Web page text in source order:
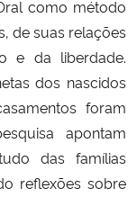
como método
de suas relações
e da liberdade.
dos nascidos
foram
apontam
das famílias
reflexões sobre